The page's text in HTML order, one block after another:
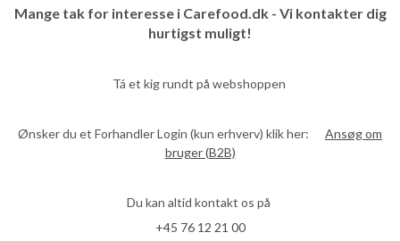
Mange tak for interesse i Carefood.dk - Vi kontakter dig
hurtigst muligt!
Tá et kig rundt på webshoppen
Ønsker du et Forhandler Login (kun erhverv) klik her: Ansøg om
bruger (B2B)
Du kan altid kontakt os på
+45 76 12 21 00